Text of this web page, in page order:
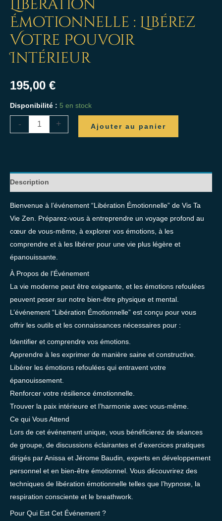
Libération
Émotionnelle : Libérez
Votre Pouvoir
Intérieur
195,00 €
Disponibilité : 5 en stock
- + Ajouter au panier
Description
Bienvenue à l’événement “Libération Émotionnelle” de Vis Ta
Vie Zen. Préparez-vous à entreprendre un voyage profond au
cœur de vous-même, à explorer vos émotions, à les
comprendre et à les libérer pour une vie plus légère et
épanouissante.
À Propos de l’Événement
La vie moderne peut être exigeante, et les émotions refoulées
peuvent peser sur notre bien-être physique et mental.
L’événement “Libération Émotionnelle” est conçu pour vous
offrir les outils et les connaissances nécessaires pour :
Identifier et comprendre vos émotions.
Apprendre à les exprimer de manière saine et constructive.
Libérer les émotions refoulées qui entravent votre
épanouissement.
Renforcer votre résilience émotionnelle.
Trouver la paix intérieure et l’harmonie avec vous-même.
Ce qui Vous Attend
Lors de cet événement unique, vous bénéficierez de séances
de groupe, de discussions éclairantes et d’exercices pratiques
dirigés par Anissa et Jérome Baudin, experts en développement
personnel et en bien-être émotionnel. Vous découvrirez des
techniques de libération émotionnelle telles que l’hypnose, la
respiration consciente et le breathwork.
Pour Qui Est Cet Événement ?